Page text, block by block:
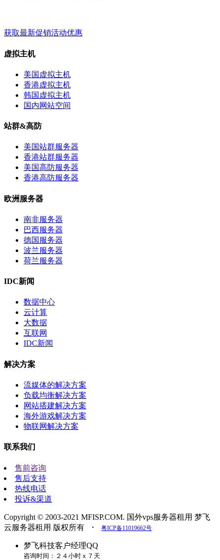
获取最新促销活动优惠
虚拟主机
美国虚拟主机
香港虚拟主机
韩国虚拟主机
国内网站空间
站群&高防
美国站群服务器
香港站群服务器
美国高防服务器
香港高防服务器
欧洲服务器
南非服务器
巴西服务器
德国服务器
波兰服务器
荷兰服务器
IDC新闻
数据中心
云计算
大数据
互联网
IDC新闻
解决方案
流媒体的解决方案
负载均衡解决方案
网站搭建解决方案
海外游戏解决方案
物联网解决方案
联系我们
售前咨询
售后支持
热线电话
投诉&渠道
Copyright © 2003-2021 MFISP.COM. 国外vps服务器租用 梦飞
云服务器租用 版权所有
・ 粤ICP备11019662号
梦飞科技客户经理QQ
咨询时间：２４小时ｘ７天